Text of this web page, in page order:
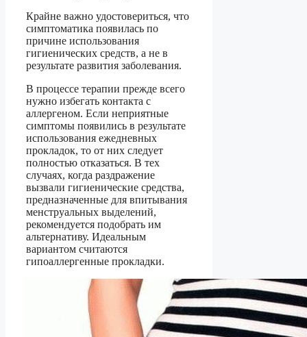
Крайне важно удостовериться, что
симптоматика появилась по
причине использования
гигиенических средств, а не в
результате развития заболевания.
В процессе терапии прежде всего
нужно избегать контакта с
аллергеном. Если неприятные
симптомы появились в результате
использования ежедневных
прокладок, то от них следует
полностью отказаться. В тех
случаях, когда раздражение
вызвали гигиенические средства,
предназначенные для впитывания
менструальных выделений,
рекомендуется подобрать им
альтернативу. Идеальным
вариантом считаются
гипоаллергенные прокладки.